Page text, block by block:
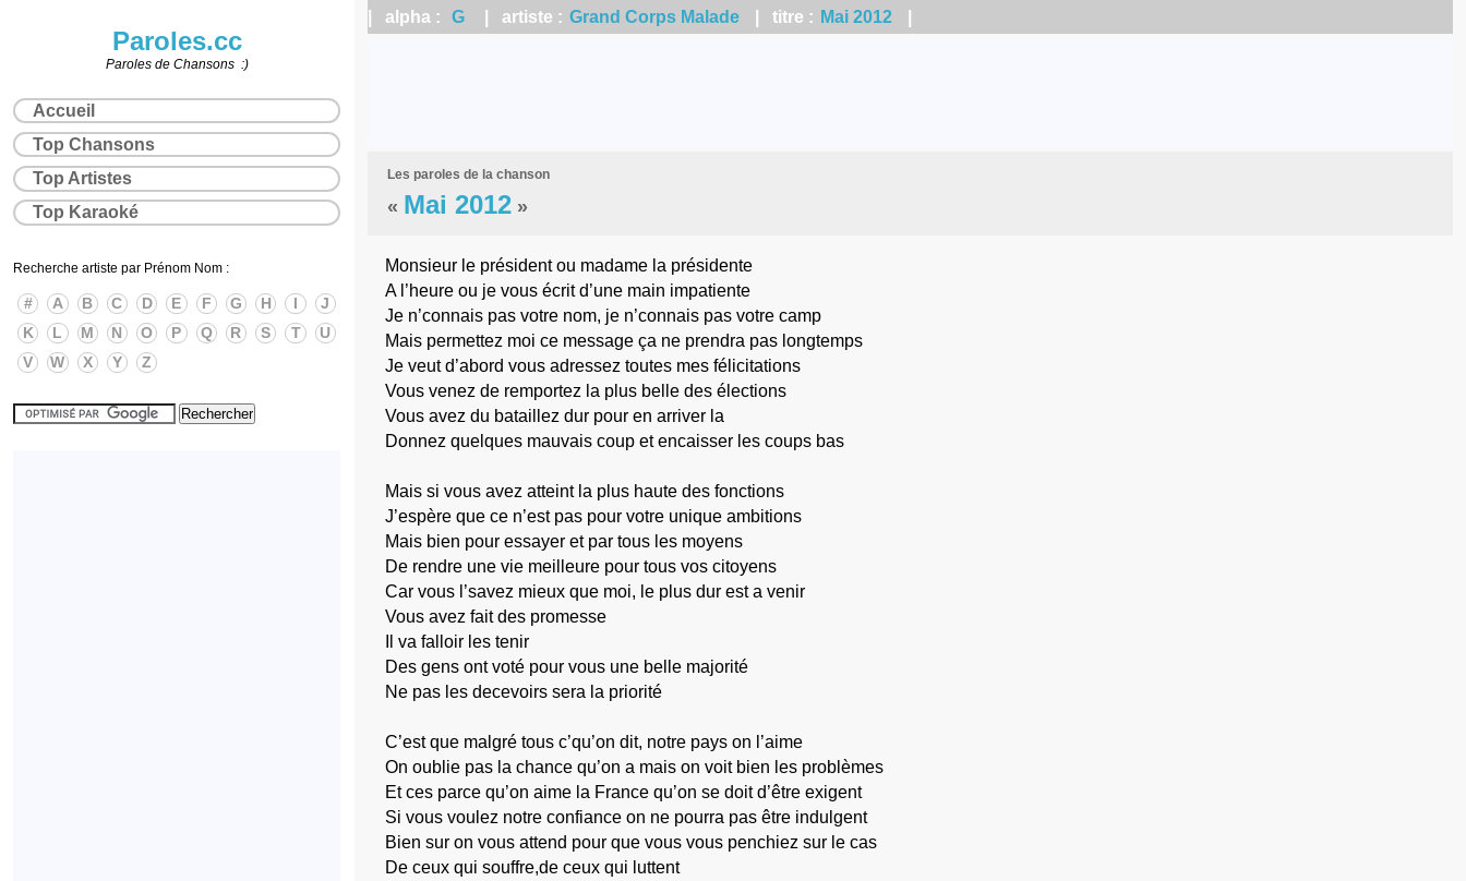
| alpha : G | artiste : Grand Corps Malade | titre : Mai 2012
Les paroles de la chanson
« Mai 2012 »
Monsieur le président ou madame la présidente
A l’heure ou je vous écrit d’une main impatiente
Je n’connais pas votre nom, je n’connais pas votre camp
Mais permettez moi ce message ça ne prendra pas longtemps
Je veut d’abord vous adressez toutes mes félicitations
Vous venez de remportez la plus belle des élections
Vous avez du bataillez dur pour en arriver la
Donnez quelques mauvais coup et encaisser les coups bas
Mais si vous avez atteint la plus haute des fonctions
J’espère que ce n’est pas pour votre unique ambitions
Mais bien pour essayer et par tous les moyens
De rendre une vie meilleure pour tous vos citoyens
Car vous l’savez mieux que moi, le plus dur est a venir
Vous avez fait des promesse
Il va falloir les tenir
Des gens ont voté pour vous une belle majorité
Ne pas les decevoirs sera la priorité
C’est que malgré tous c’qu’on dit, notre pays on l’aime
On oublie pas la chance qu’on a mais on voit bien les problèmes
Et ces parce qu’on aime la France qu’on se doit d’être exigent
Si vous voulez notre confiance on ne pourra pas être indulgent
Bien sur on vous attend pour que vous vous penchiez sur le cas
De ceux qui souffre,de ceux qui luttent
Paroles.cc
Paroles de Chansons :)
Accueil
Top Chansons
Top Artistes
Top Karaoké
Recherche artiste par Prénom Nom :
# A B C D E F G H I
J
K
L M N O P Q R S T
U
V
W X Y Z